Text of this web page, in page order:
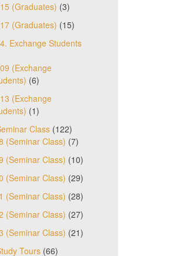
(Graduates) (3)
(Graduates) (15)
Exchange Students
(Exchange
(6)
(Exchange
(1)
Class(122)
(Seminar Class) (7)
(Seminar Class) (10)
(Seminar Class) (29)
(Seminar Class) (28)
(Seminar Class) (27)
(Seminar Class) (21)
Tours(66)